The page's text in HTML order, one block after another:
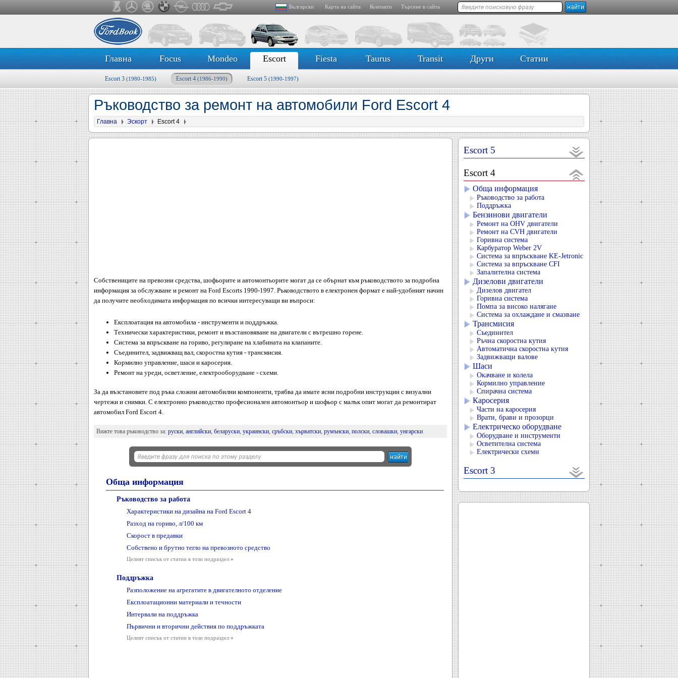
Български Карта на сайта Контакти Търсене в сайта
Главна Focus Mondeo Escort Fiesta Taurus Transit Други Статии
Escort 3 (1980-1985) Escort 4 (1986-1990) Escort 5 (1990-1997)
Ръководство за ремонт на автомобили Ford Escort 4
Главна Эскорт Escort 4
Собствениците на превозни средства, шофьорите и автомонтьорите могат да се обърнат към ръководството за подробна
информация за обслужване и ремонт на Ford Escorts 1990-1997. Ръководството в електронен формат е най-удобният начин
да получите необходимата информация по всички интересуващи ви въпроси:
Експлоатация на автомобила - инструменти и поддръжка.
Технически характеристики, ремонт и възстановяване на двигатели с вътрешно горене.
Система за впръскване на гориво, регулиране на хлабината на клапаните.
Съединител, задвижващ вал, скоростна кутия - трансмисия.
Кормилно управление, шаси и каросерия.
Ремонт на уреди, осветление, електрооборудване - схеми.
За да възстановите под ръка сложни автомобилни компоненти, трябва да имате ясни подробни инструкции с визуални
чертежи и снимки. С електронно ръководство професионален автомонтьор и шофьор с малък опит могат да ремонтират
автомобил Ford Escort 4.
Вижте това ръководство за: руски, английски, беларуски, украински, сръбски, хърватски, румънски, полски, словашки, унгарски
Обща информация
Ръководство за работа
Характеристики на дизайна на Ford Escort 4
Разход на гориво, л/100 км
Скорост в предавки
Собствено и брутно тегло на превозното средство
Целият списък от статии в този подраздел »
Поддръжка
Разположение на агрегатите в двигателното отделение
Експлоатационни материали и течности
Интервали на поддръжка
Първични и вторични действия по поддръжката
Целият списък от статии в този подраздел »
Escort 5
Escort 4
Обща информация
Ръководство за работа
Поддръжка
Бензинови двигатели
Ремонт на OHV двигатели
Ремонт на CVH двигатели
Горивна система
Карбуратор Weber 2V
Система за впръскване KE-Jetronic
Система за впръскване CFI
Запалителна система
Дизелови двигатели
Дизелов двигател
Горивна система
Помпа за високо налягане
Система за охлаждане и смазване
Трансмисия
Съединител
Ръчна скоростна кутия
Автоматична скоростна кутия
Задвижващи валове
Шаси
Окачване и колела
Кормилно управление
Спирачна система
Каросерия
Части на каросерия
Врати, брави и прозорци
Електрическо оборудване
Оборудване и инструменти
Осветителна система
Електрически схеми
Escort 3